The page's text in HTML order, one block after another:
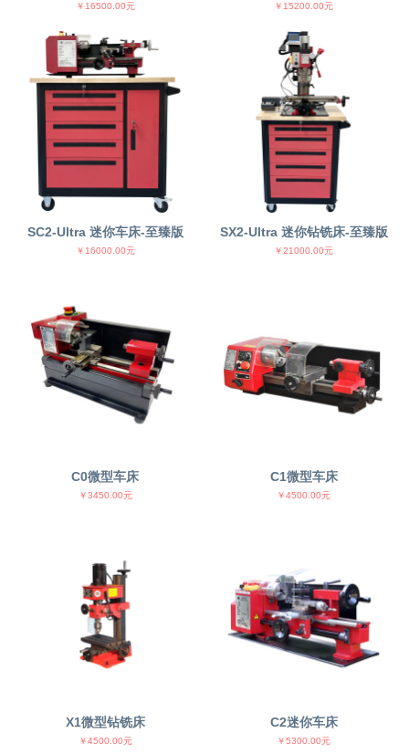
￥16500.00元 ￥15200.00元
SC2-Ultra 迷你车床-至臻版
￥16000.00元
SX2-Ultra 迷你钻铣床-至臻版
￥21000.00元
C0微型车床
￥3450.00元
C1微型车床
￥4500.00元
X1微型钻铣床
￥4500.00元
C2迷你车床
￥5300.00元